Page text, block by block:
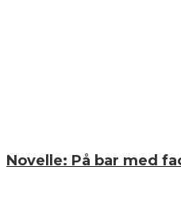
Novelle: På bar med